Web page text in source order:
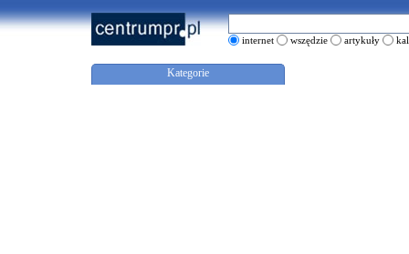
internet wszędzie artykuły
Kategorie